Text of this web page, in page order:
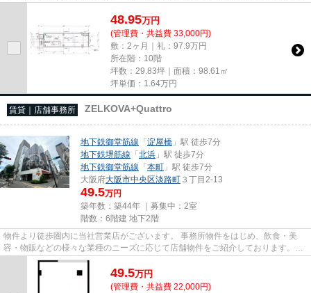
尚、弊社ではおとり広告は一切...
48.95万円
(管理費・共益費 33,000円)
敷：2ヶ月｜礼：97.9万円
所在階：10階
坪数：29.83坪｜面積：98.61㎡
坪単価： 1.64万円
賃貸｜店舗事務所 ZELKOVA+Quattro
地下鉄御堂筋線 「淀屋橋 」駅 徒歩7分
地下鉄堺筋線 「北浜 」駅 徒歩7分
地下鉄御堂筋線 「本町 」駅 徒歩7分
大阪府大阪市中央区淡路町 ３丁目2-13
49.5万円
築年数：築44年 ｜募集中： 2室
階数：6階建 地下2階
物件より徒歩圏内に当社営業店がございます。 事務所物件をはじめ、飲食・美
容・物販などの様々な業種のニーズに応じて店舗物件をご紹介しております。
尚、弊社ではおとり広告は一切...
49.5万円
(管理費・共益費 22,000円)